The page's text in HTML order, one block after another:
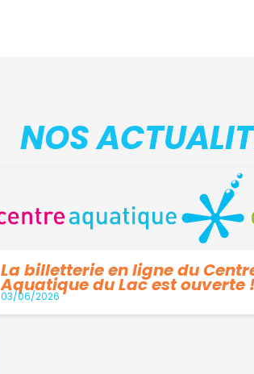
NOS
La billetterie en ligne du
Aquatique du Lac est ouverte
03/06/2026